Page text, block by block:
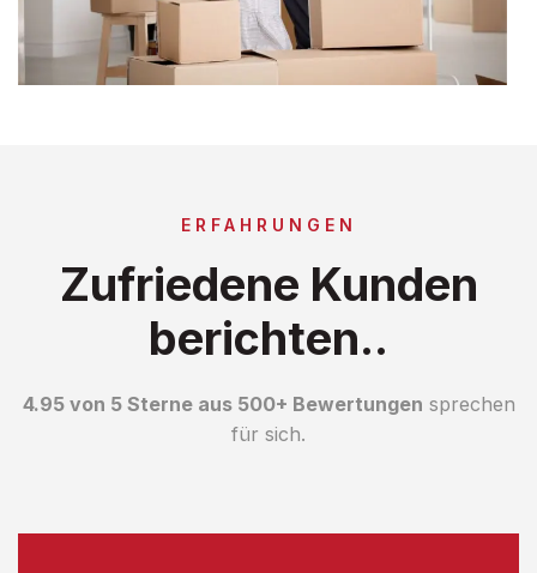
ERFAHRUNGEN
Zufriedene Kunden
berichten..
4.95 von 5 Sterne aus 500+ Bewertungen sprechen
für sich.